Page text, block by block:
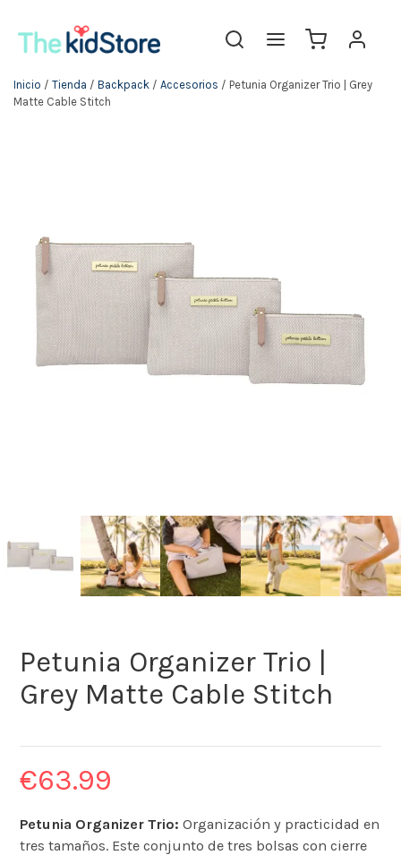
Inicio / Tienda / Backpack / Accesorios / Petunia Organizer Trio | Grey
Matte Cable Stitch
Petunia Organizer Trio |
Grey Matte Cable Stitch
€63.99
Petunia Organizer Trio:Organización y practicidad en
tres tamaños. Este conjunto de tres bolsas con cierre